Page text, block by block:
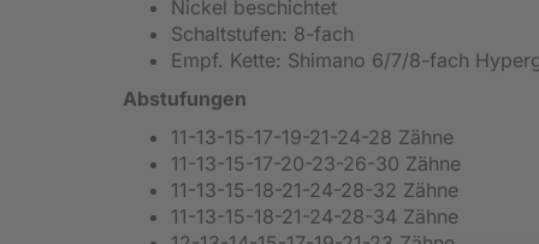
Nickel beschichtet
Schaltstufen: 8-fach
Empf. Kette: Shimano 6/7/8-fach
Abstufungen
11-13-15-17-19-21-24-28 Zähne
11-13-15-17-20-23-26-30 Zähne
11-13-15-18-21-24-28-32 Zähne
11-13-15-18-21-24-28-34 Zähne